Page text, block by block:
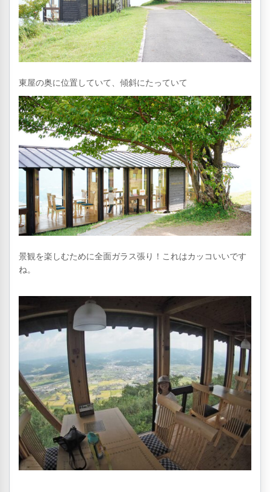
東屋の奥に位置していて、傾斜にたっていて
景観を楽しむために全面ガラス張り！これはカッコいいです
ね。